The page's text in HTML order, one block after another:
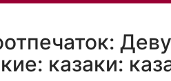
казаки: